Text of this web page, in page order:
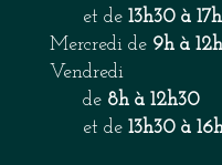
et de 13h30 à
Mercredi de 9h à 12h
Vendredi
de 8h à 12h30
et de 13h30 à